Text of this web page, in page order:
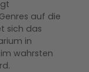
auf die
sich das
in
wahrsten